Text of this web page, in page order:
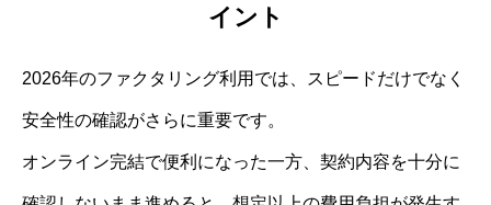
イント
2026年のファクタリング利用では、スピードだけでなく
安全性の確認がさらに重要です。
オンライン完結で便利になった一方、契約内容を十分に